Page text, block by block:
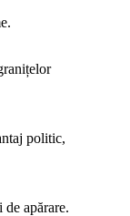
politic,
apărare.